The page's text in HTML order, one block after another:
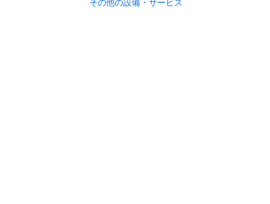
その他の設備・サービス